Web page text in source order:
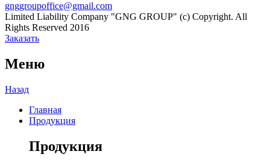
gnggroupoffice@gmail.com
Limited Liability Company "GNG GROUP" (c) Copyright. All
Rights Reserved 2016
Заказать
Меню
Назад
Главная
Продукция
Продукция